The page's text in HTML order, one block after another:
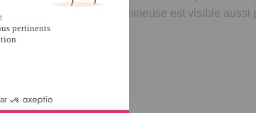
car sa présence lumineuse est visible aussi